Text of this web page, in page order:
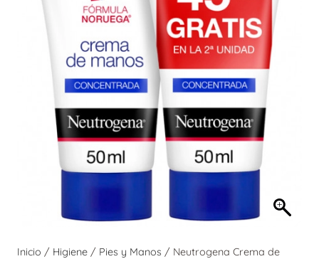
Inicio / Higiene / Pies y Manos / Neutrogena Crema de